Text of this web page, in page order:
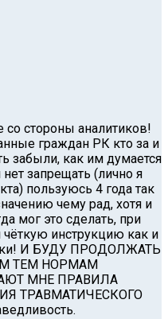
стороны аналитиков!
граждан РК кто за и
забыли, как им думается
запрещать (лично я
пользуюсь 4 года так
чему рад, хотя и
мог это сделать, при
инструкцию как и
И БУДУ ПРОДОЛЖАТЬ
ТЕМ НОРМАМ
МНЕ ПРАВИЛА
ТРАВМАТИЧЕСКОГО